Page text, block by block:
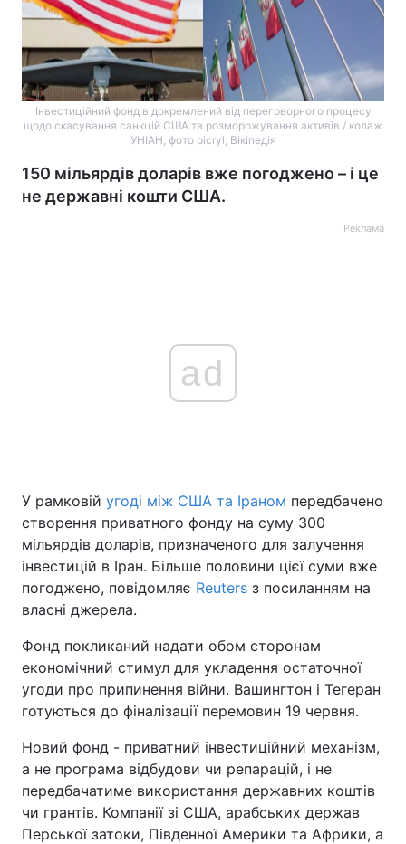
Україна Політика
Економіка Світ
Спорт Наука
Зброя Інциденти
Цікавинки Погода
Екологія
Лонгріди
Інвестиційний фонд відокремлений від переговорного процесу
щодо скасування санкцій США та розморожування активів / колаж
УНІАН, фото picryl, Вікіпедія
150 мільярдів доларів вже погоджено – і це
не державні кошти США.
Реклама
ad
У рамковій угоді між США та Іраном передбачено
створення приватного фонду на суму 300
мільярдів доларів, призначеного для залучення
інвестицій в Іран. Більше половини цієї суми вже
погоджено, повідомляє Reuters з посиланням на
власні джерела.
Фонд покликаний надати обом сторонам
економічний стимул для укладення остаточної
угоди про припинення війни. Вашингтон і Тегеран
готуються до фіналізації перемовин 19 червня.
Новий фонд - приватний інвестиційний механізм,
а не програма відбудови чи репарацій, і не
передбачатиме використання державних коштів
чи грантів. Компанії зі США, арабських держав
Перської затоки, Південної Америки та Африки, а